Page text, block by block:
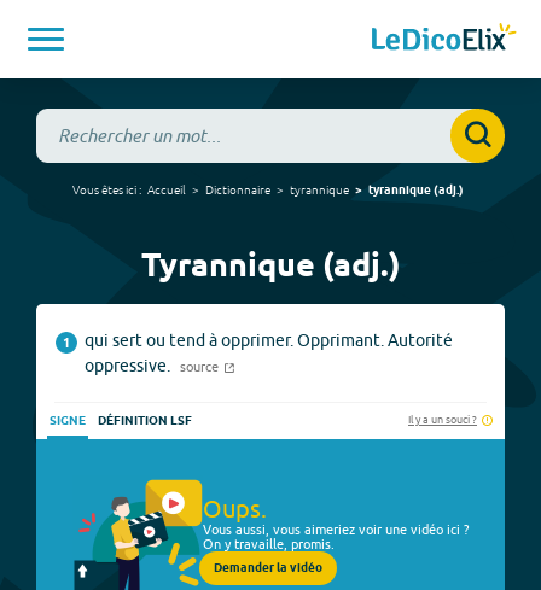
Vous êtes ici : Accueil Dictionnaire tyrannique tyrannique(adj.)
Tyrannique (adj.)
1
qui sert ou tend à opprimer. Opprimant. Autorité
oppressive.
source
SIGNE DÉFINITION LSF Il y a un souci ?
Oups.
Vous aussi, vous aimeriez voir une vidéo ici ?
On y travaille, promis.
Demander la vidéo